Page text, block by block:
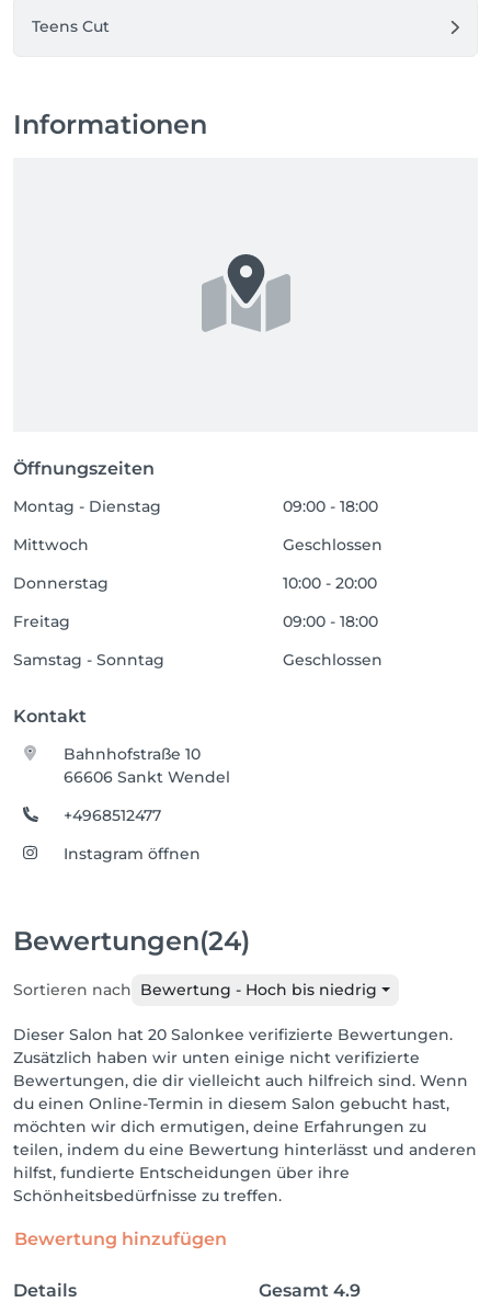
Teens Cut
Informationen
Öffnungszeiten
Montag - Dienstag
09:00 - 18:00
Mittwoch
Geschlossen
Donnerstag
10:00 - 20:00
Freitag
09:00 - 18:00
Samstag - Sonntag
Geschlossen
Kontakt
Bahnhofstraße 10
66606 Sankt Wendel
+4968512477
Instagram öffnen
Bewertungen(24)
Sortieren nach Bewertung - Hoch bis niedrig
Dieser Salon hat 20 Salonkee verifizierte Bewertungen.
Zusätzlich haben wir unten einige nicht verifizierte
Bewertungen, die dir vielleicht auch hilfreich sind. Wenn
du einen Online-Termin in diesem Salon gebucht hast,
möchten wir dich ermutigen, deine Erfahrungen zu
teilen, indem du eine Bewertung hinterlässt und anderen
hilfst, fundierte Entscheidungen über ihre
Schönheitsbedürfnisse zu treffen.
Bewertung hinzufügen
Details Gesamt 4.9